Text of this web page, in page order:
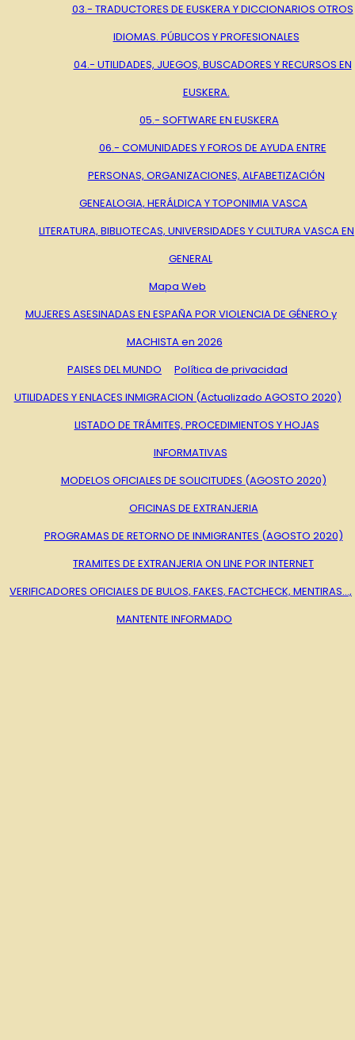
03.- TRADUCTORES DE EUSKERA Y DICCIONARIOS OTROS
IDIOMAS. PÚBLICOS Y PROFESIONALES
04.- UTILIDADES, JUEGOS, BUSCADORES Y RECURSOS EN
EUSKERA.
05.- SOFTWARE EN EUSKERA
06.- COMUNIDADES Y FOROS DE AYUDA ENTRE
PERSONAS, ORGANIZACIONES, ALFABETIZACIÓN
GENEALOGIA, HERÁLDICA Y TOPONIMIA VASCA
LITERATURA, BIBLIOTECAS, UNIVERSIDADES Y CULTURA VASCA EN
GENERAL
Mapa Web
MUJERES ASESINADAS EN ESPAÑA POR VIOLENCIA DE GÉNERO y
MACHISTA en 2026
PAISES DEL MUNDO
Política de privacidad
UTILIDADES Y ENLACES INMIGRACION (Actualizado AGOSTO 2020)
LISTADO DE TRÁMITES, PROCEDIMIENTOS Y HOJAS
INFORMATIVAS
MODELOS OFICIALES DE SOLICITUDES (AGOSTO 2020)
OFICINAS DE EXTRANJERIA
PROGRAMAS DE RETORNO DE INMIGRANTES (AGOSTO 2020)
TRAMITES DE EXTRANJERIA ON LINE POR INTERNET
VERIFICADORES OFICIALES DE BULOS, FAKES, FACTCHECK, MENTIRAS…,
MANTENTE INFORMADO